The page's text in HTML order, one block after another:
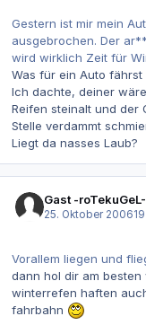
Gestern ist mir mein
ausgebrochen. Der
wird wirklich Zeit für
Was für ein Auto fährst
Ich dachte, deiner
Reifen steinalt und der
Stelle verdammt
Liegt da nasses Laub?
Gast -roTekuGeL-
25. Oktober 2006
Vorallem liegen und
dann hol dir am
winterrefen haften
fahrbahn